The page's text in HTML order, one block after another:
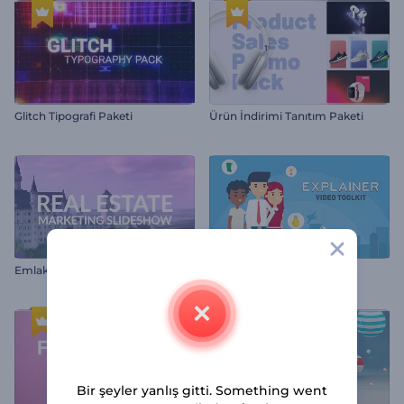
Glitch Tipografi Paketi Ürün İndirimi Tanıtım Paketi
Emlak Pazarlama Slayt Gösterisi
Bir şeyler yanlış gitti. Something went